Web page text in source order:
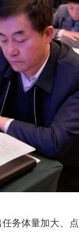
务体量加大、